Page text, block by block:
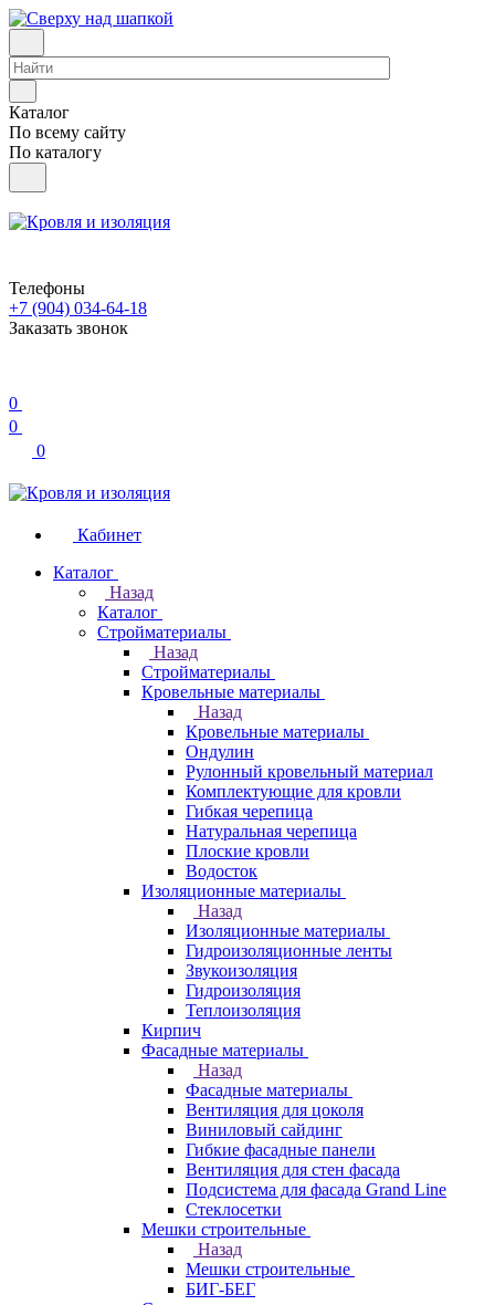
Каталог
По всему сайту
По каталогу
Телефоны
+7 (904) 034-64-18
Заказать звонок
0
0
0
Кабинет
Каталог
Назад
Каталог
Стройматериалы
Назад
Стройматериалы
Кровельные материалы
Назад
Кровельные материалы
Ондулин
Рулонный кровельный материал
Комплектующие для кровли
Гибкая черепица
Натуральная черепица
Плоские кровли
Водосток
Изоляционные материалы
Назад
Изоляционные материалы
Гидроизоляционные ленты
Звукоизоляция
Гидроизоляция
Теплоизоляция
Кирпич
Фасадные материалы
Назад
Фасадные материалы
Вентиляция для цоколя
Виниловый сайдинг
Гибкие фасадные панели
Вентиляция для стен фасада
Подсистема для фасада Grand Line
Стеклосетки
Мешки строительные
Назад
Мешки строительные
БИГ-БЕГ